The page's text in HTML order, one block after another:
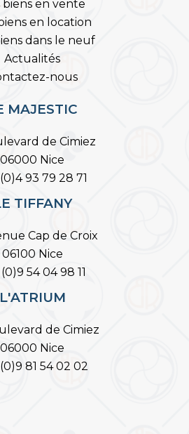
biens en vente
en location
dans le neuf
Actualités
nous
MAJESTIC
de Cimiez
06000 Nice
93 79 28 71
TIFFANY
Cap de Croix
06100 Nice
54 04 98 11
L'ATRIUM
de Cimiez
06000 Nice
81 54 02 02